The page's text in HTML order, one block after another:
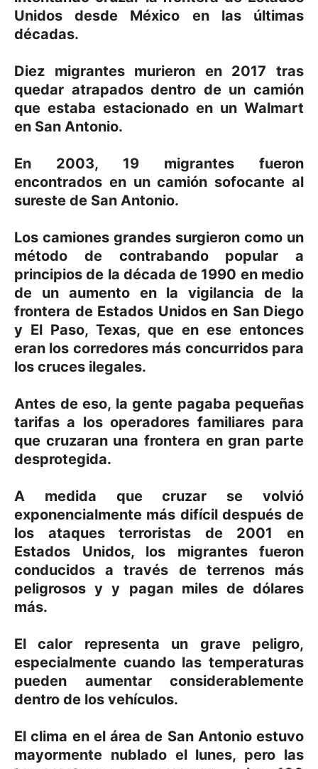
Unidos desde México en las últimas
décadas.
Diez migrantes murieron en 2017 tras
quedar atrapados dentro de un camión
que estaba estacionado en un Walmart
en San Antonio.
En 2003, 19 migrantes fueron
encontrados en un camión sofocante al
sureste de San Antonio.
Los camiones grandes surgieron como un
método de contrabando popular a
principios de la década de 1990 en medio
de un aumento en la vigilancia de la
frontera de Estados Unidos en San Diego
y El Paso, Texas, que en ese entonces
eran los corredores más concurridos para
los cruces ilegales.
Antes de eso, la gente pagaba pequeñas
tarifas a los operadores familiares para
que cruzaran una frontera en gran parte
desprotegida.
A medida que cruzar se volvió
exponencialmente más difícil después de
los ataques terroristas de 2001 en
Estados Unidos, los migrantes fueron
conducidos a través de terrenos más
peligrosos y y pagan miles de dólares
más.
El calor representa un grave peligro,
especialmente cuando las temperaturas
pueden aumentar considerablemente
dentro de los vehículos.
El clima en el área de San Antonio estuvo
mayormente nublado el lunes, pero las